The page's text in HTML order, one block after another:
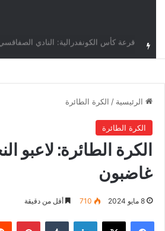
الرئيسية / الكرة الطائرة
الكرة الطائرة
الكرة الطائرة: لاعبو
غاضبون
8 مايو 2024 710 أقل من دقيقة
فيسبوك ‫X لينكدإن